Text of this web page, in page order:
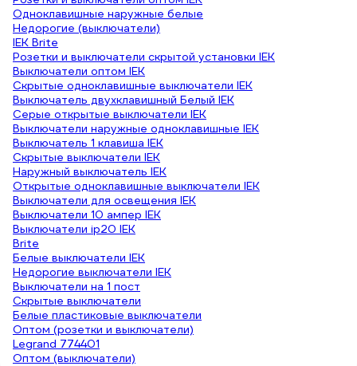
Одноклавишные наружные белые
Недорогие (выключатели)
IEK Brite
Розетки и выключатели скрытой установки IEK
Выключатели оптом IEK
Скрытые одноклавишные выключатели IEK
Выключатель двухклавишный Белый IEK
Серые открытые выключатели IEK
Выключатели наружные одноклавишные IEK
Выключатель 1 клавиша IEK
Скрытые выключатели IEK
Наружный выключатель IEK
Открытые одноклавишные выключатели IEK
Выключатели для освещения IEK
Выключатели 10 ампер IEK
Выключатели ip20 IEK
Brite
Белые выключатели IEK
Недорогие выключатели IEK
Выключатели на 1 пост
Скрытые выключатели
Белые пластиковые выключатели
Оптом (розетки и выключатели)
Legrand 774401
Оптом (выключатели)